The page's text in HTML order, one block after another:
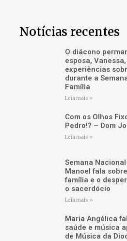
Notícias recentes
O diácono
esposa,
experiências
durante a
Família
Leia mais »
Com os Olhos
Pedro!? – Dom
Leia mais »
Semana
Manoel fala
família e o
o sacerdócio
Leia mais »
Maria Angélica
saúde e música
de Música da